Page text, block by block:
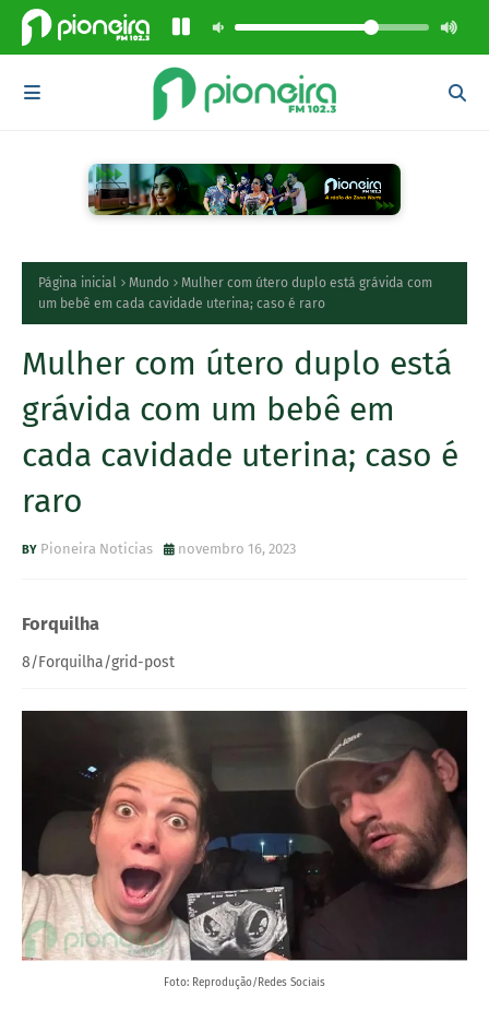
Página inicial Mundo
Mulher com útero duplo está grávida com
um bebê em cada cavidade uterina; caso é raro
Mulher com útero duplo está
grávida com um bebê em
cada cavidade uterina; caso é
raro
Pioneira Noticias novembro 16, 2023
Forquilha
8/Forquilha/grid-post
Foto: Reprodução/Redes Sociais